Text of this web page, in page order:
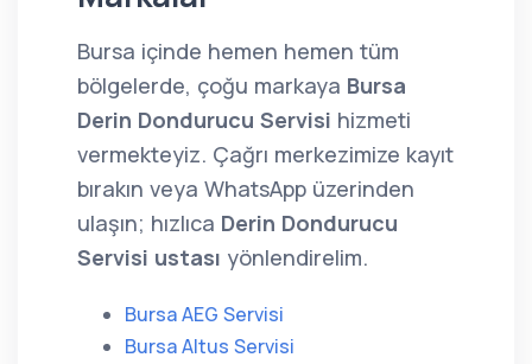
Bursa içinde hemen hemen tüm
bölgelerde, çoğu markaya Bursa
Derin Dondurucu Servisi hizmeti
vermekteyiz. Çağrı merkezimize kayıt
bırakın veya WhatsApp üzerinden
ulaşın; hızlıca Derin Dondurucu
Servisi ustası yönlendirelim.
Bursa AEG Servisi
Bursa Altus Servisi